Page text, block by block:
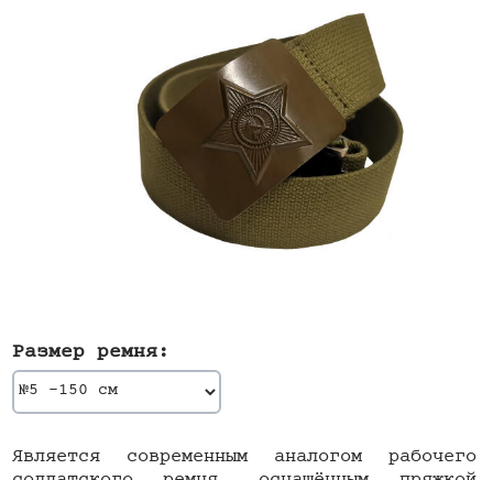
Размер ремня:
Является современным аналогом рабочего